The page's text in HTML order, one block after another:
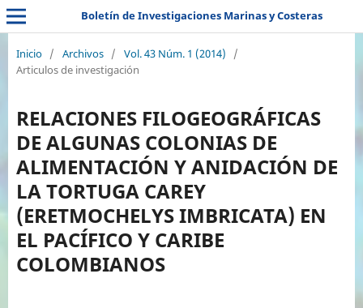
Boletín de Investigaciones Marinas y Costeras
Inicio / Archivos / Vol. 43 Núm. 1 (2014)
/
Articulos de investigación
RELACIONES FILOGEOGRÁFICAS
DE ALGUNAS COLONIAS DE
ALIMENTACIÓN Y ANIDACIÓN DE
LA TORTUGA CAREY
(ERETMOCHELYS IMBRICATA) EN
EL PACÍFICO Y CARIBE
COLOMBIANOS